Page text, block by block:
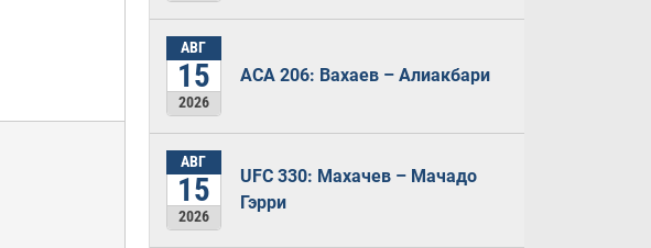
АВГ
15
2026
ACA 206: Вахаев – Алиакбари
АВГ
15
2026
UFC 330: Махачев – Мачадо
Гэрри